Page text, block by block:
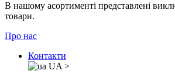
В нашому асортименті представлені
товари.
Про нас
Контакти
UA >